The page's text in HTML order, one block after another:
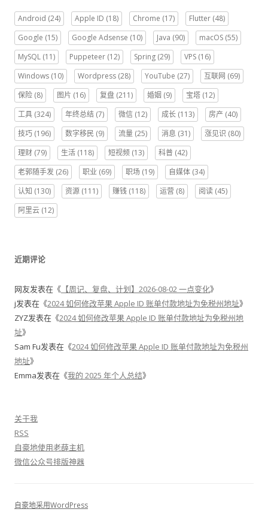
Android (24) Apple ID (18) Chrome (17) Flutter (48)
Google (15) Google Adsense (10) Java (90) macOS (55)
MySQL (11) Puppeteer (12) Spring (29) VPS (16)
Windows (10) Wordpress (28) YouTube (27) 互联网 (69)
保险 (8) 图片 (16) 复盘 (211) 婚姻 (9) 宝塔 (12)
工具 (324) 年终总结 (7) 微信 (12) 成长 (113) 房产 (40)
技巧 (196) 数字移民 (9) 流量 (25) 消息 (31) 涨见识 (80)
理财 (79) 生活 (118) 短视频 (13) 科普 (42)
老郭随手发 (26) 职业 (69) 职场 (19) 自媒体 (34)
认知 (130) 资源 (111) 赚钱 (118) 运营 (8) 阅读 (45)
阿里云 (12)
近期评论
网友发表在《 【周记、复盘、计划】2026-08-02 一点变化》
j发表在《2024 如何修改苹果 Apple ID 账单付款地址为免税州地址》
ZYZ发表在《2024 如何修改苹果 Apple ID 账单付款地址为免税州地
址》
Sam Fu发表在《2024 如何修改苹果 Apple ID 账单付款地址为免税州
地址》
Emma发表在《我的 2025 年个人总结》
关于我
RSS
自豪地使用老薛主机
微信公众号排版神器
自豪地采用WordPress